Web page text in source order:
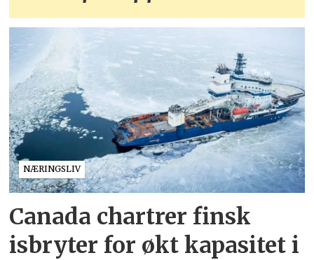
NÆRINGSLIV
Canada chartrer finsk
isbryter for økt kapasitet i